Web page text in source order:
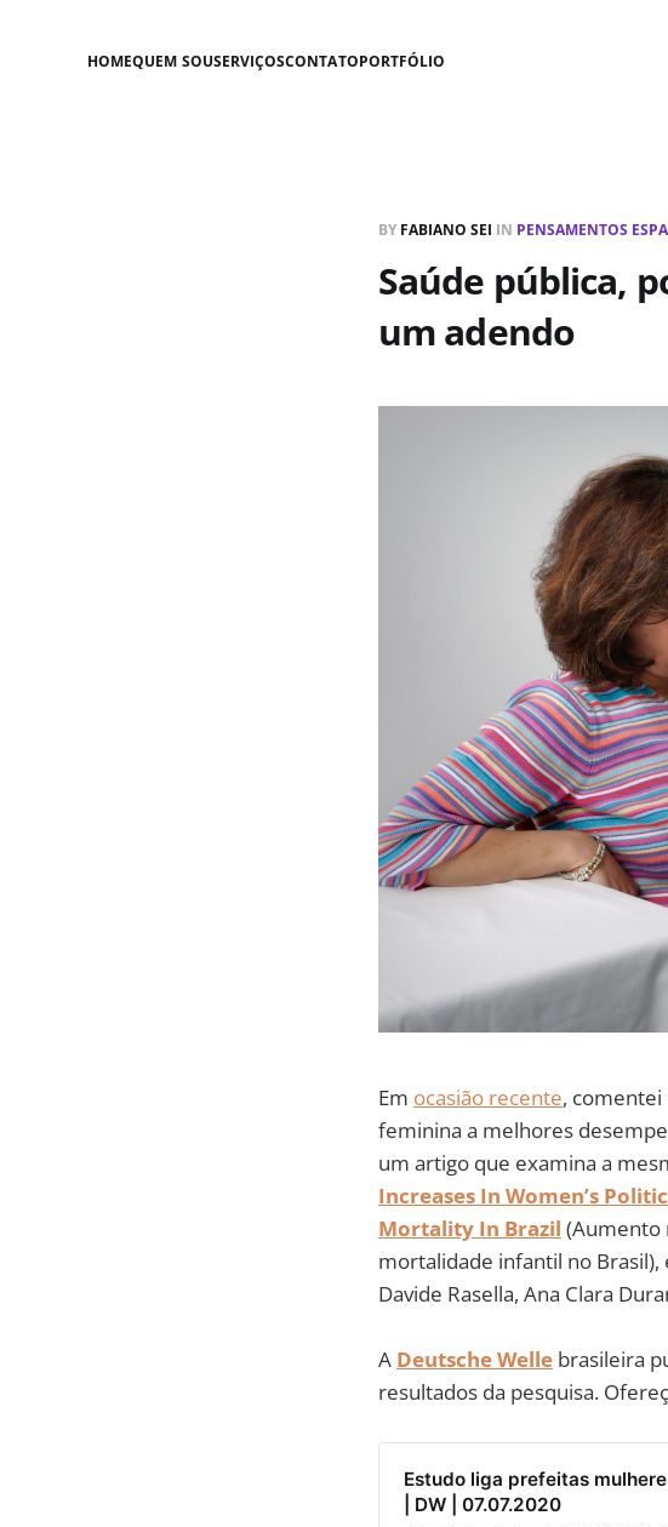
HOMEQUEM SOUSERVIÇOSCONTATOPORTFÓLIO
BY FABIANO SEI IN PENSAMENTOS
Saúde pública,
um adendo
Em ocasião recente, comentei
feminina a melhores
um artigo que examina a
Increases In Women’s
Mortality In Brazil (Aumento
mortalidade infantil no Brasil),
Davide Rasella, Ana Clara
A Deutsche Welle brasileira
resultados da pesquisa.
Estudo liga prefeitas
| DW | 07.07.2020